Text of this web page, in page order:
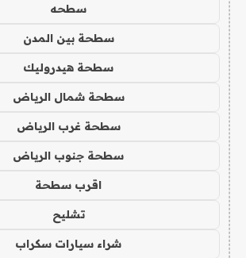
سطحه
سطحة بين المدن
سطحة هيدروليك
سطحة شمال الرياض
سطحة غرب الرياض
سطحة جنوب الرياض
اقرب سطحة
تشليح
شراء سيارات سكراب